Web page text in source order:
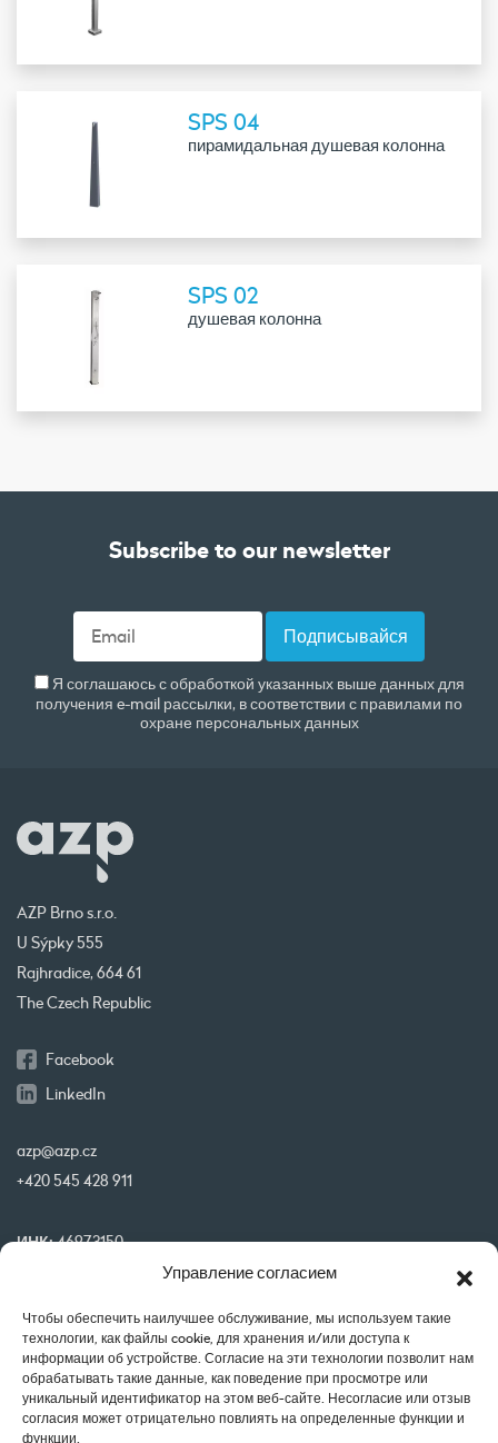
Управление согласием
Чтобы обеспечить наилучшее обслуживание, мы используем такие
технологии, как файлы cookie, для хранения и/или доступа к
информации об устройстве. Согласие на эти технологии позволит нам
обрабатывать такие данные, как поведение при просмотре или
уникальный идентификатор на этом веб-сайте. Несогласие или отзыв
согласия может отрицательно повлиять на определенные функции и
функции.
SPS 04
пирамидальная душевая колонна
SPS 02
душевая колонна
Subscribe to our newsletter
Я соглашаюсь с обработкой указанных выше данных для
получения e-mail рассылки, в соответствии с правилами по
охране персональных данных
AZP Brno s.r.o.
U Sýpky 555
Rajhradice, 664 61
The Czech Republic
Facebook
LinkedIn
azp@azp.cz
+420 545 428 911
ИНК:46973150
BIC:GIBA CZ PX
Наши проекты финансируются совместно ЕС